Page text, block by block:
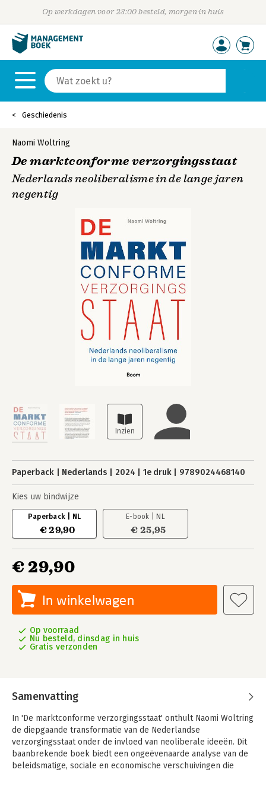
Op werkdagen voor 23:00 besteld, morgen in huis
Geschiedenis
Naomi Woltring
De marktconforme verzorgingsstaat
Nederlands neoliberalisme in de lange jaren
negentig
Paperback Nederlands 2024 1e druk 9789024468140
Kies uw bindwijze
Paperback | NL
€ 29,90
E-book | NL
€ 25,95
€ 29,90
In winkelwagen
Op voorraad
Nu besteld, dinsdag in huis
Gratis verzonden
Samenvatting
In 'De marktconforme verzorgingsstaat' onthult Naomi Woltring
de diepgaande transformatie van de Nederlandse
verzorgingsstaat onder de invloed van neoliberale ideeën. Dit
baanbrekende boek biedt een ongeëvenaarde analyse van de
beleidsmatige, sociale en economische verschuivingen die